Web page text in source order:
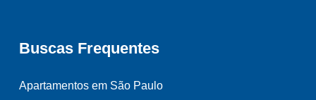
Buscas Frequentes
Apartamentos em São Paulo